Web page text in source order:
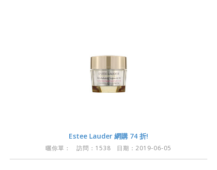
Estee Lauder 網購 74 折!
曬你單： 訪問：1538 日期：2019-06-05